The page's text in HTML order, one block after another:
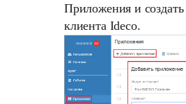
Приложения и
клиента Ideco.